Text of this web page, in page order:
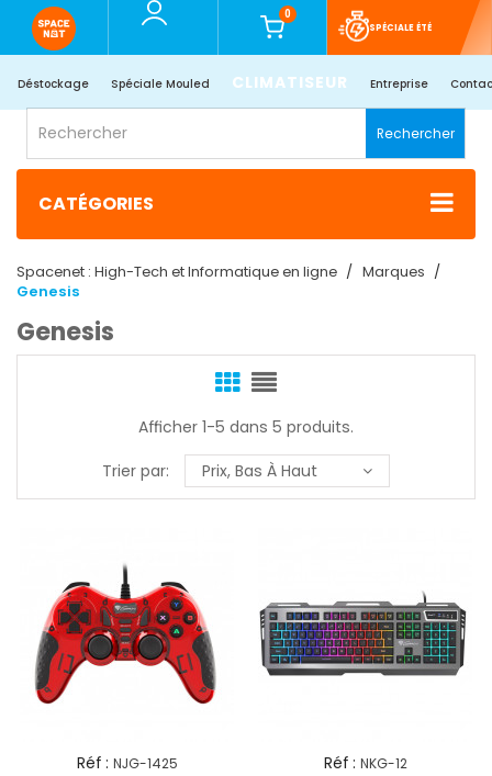
0
SPÉCIALE ÉTÉ
Déstockage Spéciale Mouled CLIMATISEUR Entreprise
Rechercher
CATÉGORIES
Spacenet : High-Tech et Informatique en ligne
Marques
Genesis
Genesis
Afficher 1-5 dans 5 produits.
Trier par:
Prix, Bas À Haut
Réf : NJG-1425 Réf : NKG-12